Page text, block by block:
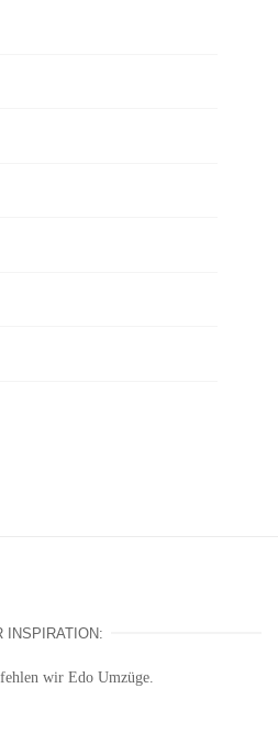
INSPIRATION:
wir Edo Umzüge.